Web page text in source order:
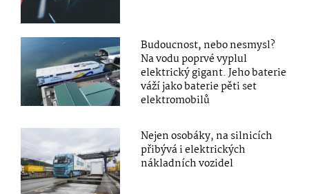
Budoucnost, nebo nesmysl?
Na vodu poprvé vyplul
elektrický gigant. Jeho baterie
váží jako baterie pěti set
elektromobilů
Nejen osobáky, na silnicích
přibývá i elektrických
nákladních vozidel